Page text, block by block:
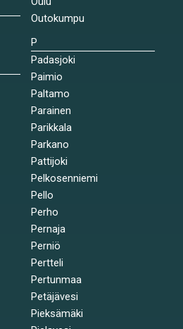
Outokumpu
P
Padasjoki
Paimio
Paltamo
Parainen
Parikkala
Parkano
Pattijoki
Pelkosenniemi
Pello
Perho
Pernaja
Perniö
Pertteli
Pertunmaa
Petäjävesi
Pieksämäki